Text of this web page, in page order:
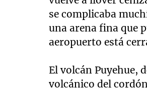
se complicaba
una arena fina que
aeropuerto está
El volcán Puyehue,
volcánico del